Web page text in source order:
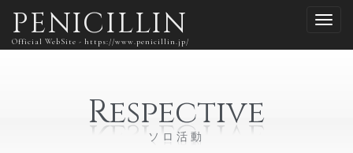
PENICILLIN
Official WebSite - https://www.penicillin.jp/
Respective
ソロ活動